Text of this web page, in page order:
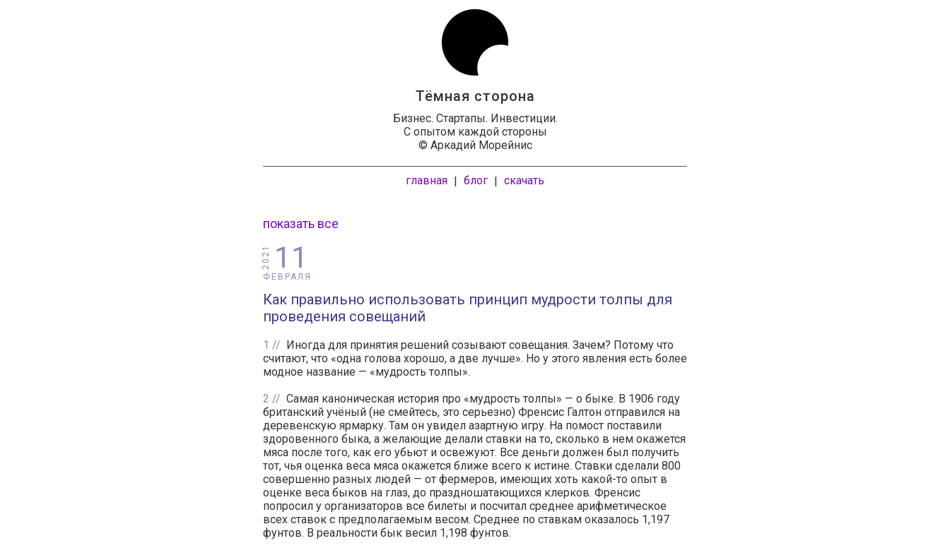
Тёмная сторона
Бизнес. Стартапы. Инвестиции.
С опытом каждой стороны
© Аркадий Морейнис
главная | блог | скачать
показать все
11
ФЕВРАЛЯ
2021
Как правильно использовать принцип мудрости толпы для
проведения совещаний
1
Иногда для принятия решений созывают совещания. Зачем? Потому что
считают, что «одна голова хорошо, а две лучше». Но у этого явления есть более
модное название — «мудрость толпы».
2
Самая каноническая история про «мудрость толпы» — о быке. В 1906 году
британский учёный (не смейтесь, это серьезно) Френсис Галтон отправился на
деревенскую ярмарку. Там он увидел азартную игру. На помост поставили
здоровенного быка, а желающие делали ставки на то, сколько в нем окажется
мяса после того, как его убьют и освежуют. Все деньги должен был получить
тот, чья оценка веса мяса окажется ближе всего к истине. Ставки сделали 800
совершенно разных людей — от фермеров, имеющих хоть какой-то опыт в
оценке веса быков на глаз, до праздношатающихся клерков. Френсис
попросил у организаторов все билеты и посчитал среднее арифметическое
всех ставок с предполагаемым весом. Среднее по ставкам оказалось 1,197
фунтов. В реальности бык весил 1,198 фунтов.